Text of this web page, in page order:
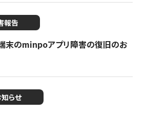
報告
末のminpoアプリ障害の復旧のお
らせ